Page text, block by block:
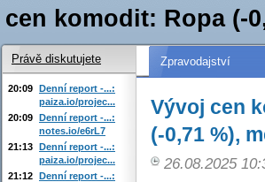
cen komodit: Ropa (-
Zpravodajství
Vývoj cen
(-0,71 %),
26.08.2025
Právě diskutujete
20:09 Denní report -...:
paiza.io/projec...
20:09 Denní report -...:
notes.io/e6rL7
21:13 Denní report -...:
paiza.io/projec...
21:12 Denní report -...: